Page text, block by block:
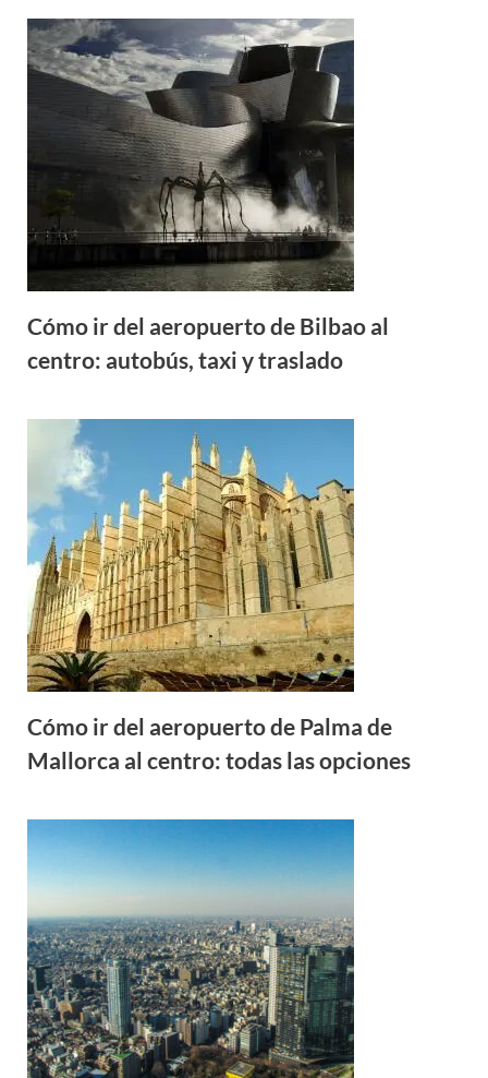
Cómo ir del aeropuerto de Bilbao al
centro: autobús, taxi y traslado
Cómo ir del aeropuerto de Palma de
Mallorca al centro: todas las opciones